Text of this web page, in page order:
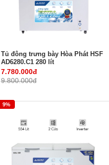
Tủ đông trưng bày Hòa Phát HSF
AD6280.C1 280 lít
7.780.000đ
9.800.000đ
9%